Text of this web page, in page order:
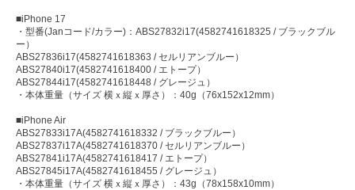
■iPhone 17
・型番(Janコード/カラー)：ABS27832i17(4582741618325 / ブラックブル
ー）
ABS27836i17(4582741618363 / セルリアンブルー）
ABS27840i17(4582741618400 / エトープ）
ABS27844i17(4582741618448 / グレージュ）
・本体重量（サイズ 横ｘ縦ｘ厚さ）：40g（76x152x12mm）
■iPhone Air
ABS27833i17A(4582741618332 / ブラックブルー）
ABS27837i17A(4582741618370 / セルリアンブルー）
ABS27841i17A(4582741618417 / エトープ）
ABS27845i17A(4582741618455 / グレージュ）
・本体重量（サイズ 横ｘ縦ｘ厚さ）：43g（78x158x10mm）